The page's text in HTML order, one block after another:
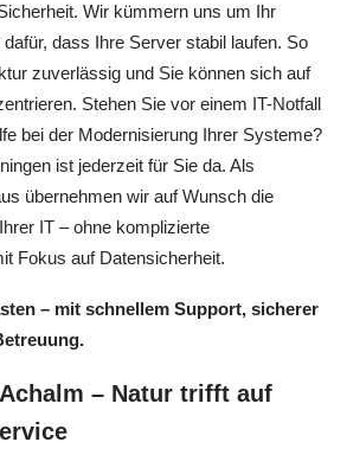
Wir kümmern uns um Ihr
dass Ihre Server stabil laufen. So
zuverlässig und Sie können sich auf
Stehen Sie vor einem IT-Notfall
bei der Modernisierung Ihrer Systeme?
ist jederzeit für Sie da. Als
übernehmen wir auf Wunsch die
IT – ohne komplizierte
Fokus auf Datensicherheit.
– mit schnellem Support, sicherer
– Natur trifft auf